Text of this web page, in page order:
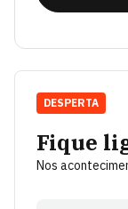
Fique
Nos
DESPERTA